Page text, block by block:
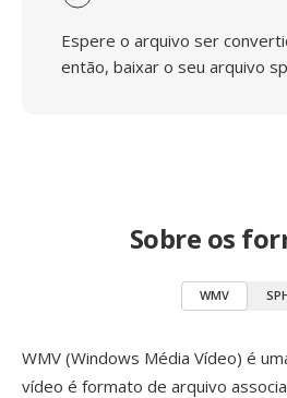
Espere o arquivo ser
então, baixar o seu arquivo
Sobre os
WMV
WMV (Windows Média Vídeo) é
vídeo é formato de arquivo